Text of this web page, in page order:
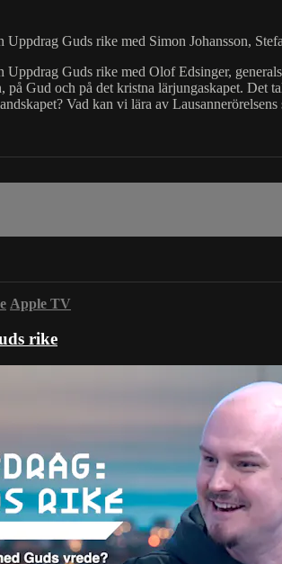
Guds rike med Simon Johansson,
Guds rike med Olof Edsinger,
på Gud och på det kristna lärjungaskapet. Det
Vad kan vi lära av
Apple TV
rike